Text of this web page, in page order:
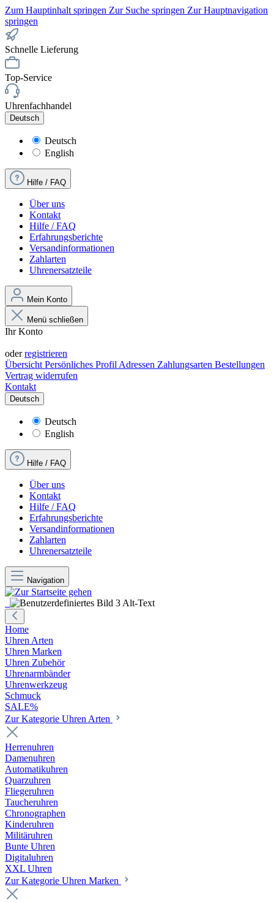
Zum Hauptinhalt springen Zur Suche springen Zur Hauptnavigation
springen
Schnelle Lieferung
Top-Service
Uhrenfachhandel
Deutsch
Deutsch
English
Hilfe / FAQ
Über uns
Kontakt
Hilfe / FAQ
Erfahrungsberichte
Versandinformationen
Zahlarten
Uhrenersatzteile
Mein Konto
Menü schließen
Ihr Konto
oderregistrieren
Übersicht Persönliches Profil Adressen Zahlungsarten Bestellungen
Vertrag widerrufen
Kontakt
Deutsch
Deutsch
English
Hilfe / FAQ
Über uns
Kontakt
Hilfe / FAQ
Erfahrungsberichte
Versandinformationen
Zahlarten
Uhrenersatzteile
Navigation
Home
Uhren Arten
Uhren Marken
Uhren Zubehör
Uhrenarmbänder
Uhrenwerkzeug
Schmuck
SALE%
Zur Kategorie Uhren Arten
Herrenuhren
Damenuhren
Automatikuhren
Quarzuhren
Fliegeruhren
Taucheruhren
Chronographen
Kinderuhren
Militäruhren
Bunte Uhren
Digitaluhren
XXL Uhren
Zur Kategorie Uhren Marken